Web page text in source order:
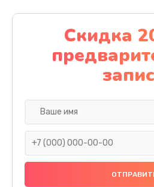
Замена
2000
Ремонт платы
Скидка